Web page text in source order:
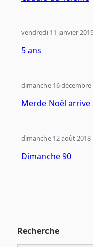
5 ans
vendredi 11 janvier
Merde Noël arrive
dimanche 16 décembre
Dimanche 90
dimanche 12 août 2018
Recherche